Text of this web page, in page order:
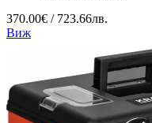
370.00€ / 723.66лв.
Виж